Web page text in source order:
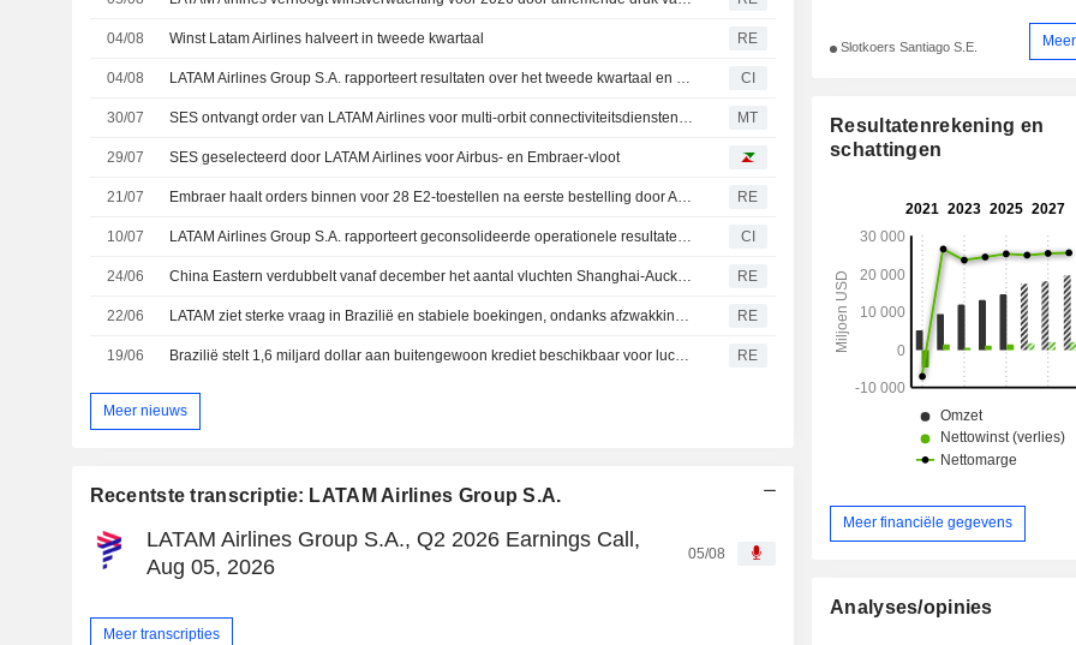
04/08 Winst Latam Airlines halveert in tweede kwartaal RE
04/08 LATAM Airlines Group S.A. rapporteert resultaten over het tweede kwartaal en de eerste zes maanden eindigend op 30 juni 2026 CI
30/07 SES ontvangt order van LATAM Airlines voor multi-orbit connectiviteitsdiensten aan boord MT
29/07 SES geselecteerd door LATAM Airlines voor Airbus- en Embraer-vloot
21/07 Embraer haalt orders binnen voor 28 E2-toestellen na eerste bestelling door Abra RE
10/07 LATAM Airlines Group S.A. rapporteert geconsolideerde operationele resultaten voor de maand, het tweede kwartaal en het eerste halfjaar eindigend in juni 2026 CI
24/06 China Eastern verdubbelt vanaf december het aantal vluchten Shanghai-Auckland-Buenos Aires, zegt luchthaven Auckland RE
22/06 LATAM ziet sterke vraag in Brazilië en stabiele boekingen, ondanks afzwakking prijsgevoelig segment RE
19/06 Brazilië stelt 1,6 miljard dollar aan buitengewoon krediet beschikbaar voor luchtvaartmaatschappijen RE
Meer nieuws
Recentste transcriptie: LATAM Airlines Group S.A.
LATAM Airlines Group S.A., Q2 2026 Earnings Call,
Aug 05, 2026
05/08
Meer transcripties
Slotkoers Santiago S.E.
Resultatenrekening en
schattingen
Meer financiële gegevens
Analyses/opinies